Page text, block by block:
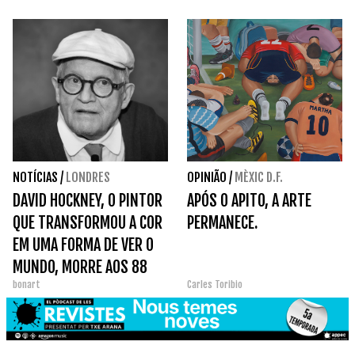
NOTÍCIAS / LONDRES
DAVID HOCKNEY, O PINTOR
QUE TRANSFORMOU A COR
EM UMA FORMA DE VER O
MUNDO, MORRE AOS 88
ANOS.
bonart
OPINIÃO / MÈXIC D.F.
APÓS O APITO, A ARTE
PERMANECE.
Carles Toribio